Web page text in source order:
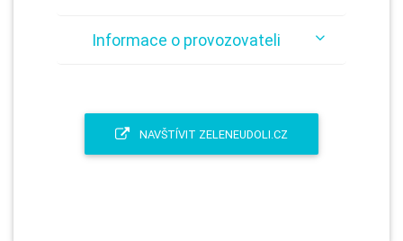
Informace o provozovateli
NAVŠTÍVIT ZELENEUDOLI.CZ